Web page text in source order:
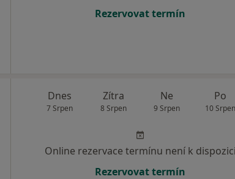
Rezervovat termín
Dnes
7 Srpen
Zítra
8 Srpen
Ne
9 Srpen
Po
10 Srpen
Online rezervace termínu není k dispozici
Rezervovat termín